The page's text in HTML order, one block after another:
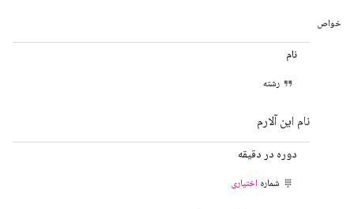
خواص
نام
رشته
نام این آلارم
دوره در دقیقه
شماره اختیاری